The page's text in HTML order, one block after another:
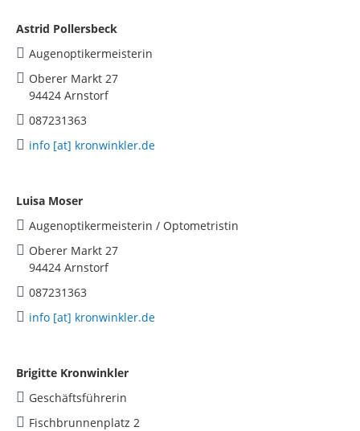
Astrid Pollersbeck
Augenoptikermeisterin
Oberer Markt 27
94424 Arnstorf
087231363
info [at] kronwinkler.de
Luisa Moser
Augenoptikermeisterin / Optometristin
Oberer Markt 27
94424 Arnstorf
087231363
info [at] kronwinkler.de
Brigitte Kronwinkler
Geschäftsführerin
Fischbrunnenplatz 2